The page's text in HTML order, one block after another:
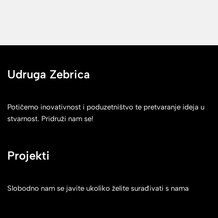
Udruga Zebrica
Potičemo inovativnost i poduzetništvo te pretvaranje ideja u
stvarnost. Pridruži nam se!
Projekti
Slobodno nam se javite ukoliko želite surađivati s nama